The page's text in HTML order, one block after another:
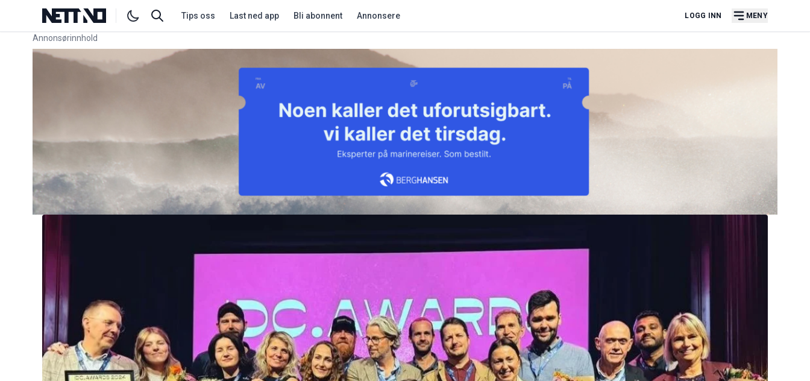
Tips oss Last ned app Bli abonnent Annonsere LOGG INN MENY
Annonsørinnhold
Link for annonse